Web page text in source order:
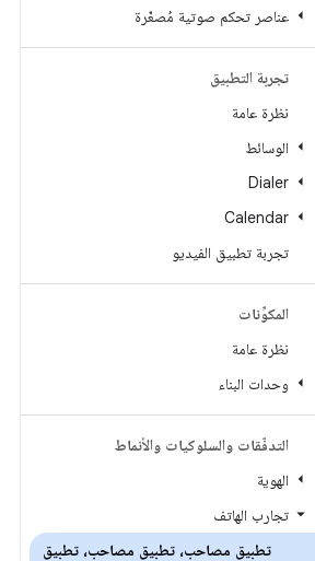
عناصر تحكم صوتية مُصغّرة
تجربة التطبيق
نظرة عامة
الوسائط
Dialer
Calendar
تجربة تطبيق الفيديو
المكوِّنات
نظرة عامة
وحدات البناء
التدفّقات والسلوكيات والأنماط
الهوية
تجارب الهاتف
تطبيق مصاحب، تطبيق مصاحب، تطبيق